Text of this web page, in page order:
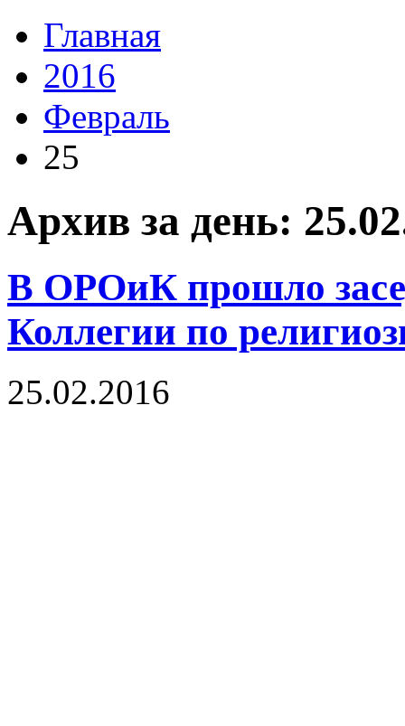
Главная
2016
Февраль
25
Архив за день:
В ОРОиК прошло
Коллегии по
25.02.2016